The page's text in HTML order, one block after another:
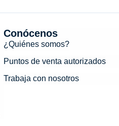
Conócenos
¿Quiénes somos?
Puntos de venta autorizados
Trabaja con nosotros